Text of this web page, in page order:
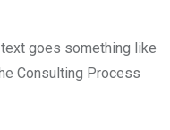
goes something like
Consulting Process